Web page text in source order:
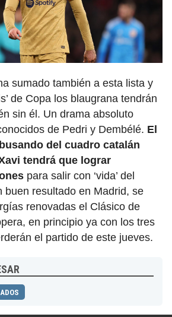
sumado también a esta lista y
de Copa los blaugrana tendrán
sin él. Un drama absoluto
de Pedri y Dembélé. El
del cuadro catalán
tendrá que lograr
para salir con ‘vida’ del
buen resultado en Madrid, se
renovadas el Clásico de
en principio ya con los tres
el partido de este jueves.